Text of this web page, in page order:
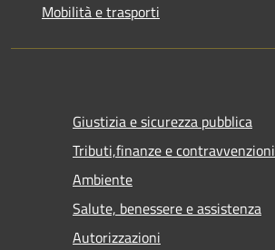
Mobilità e trasporti
Giustizia e sicurezza pubblica
Tributi,finanze e contravvenzioni
Ambiente
Salute, benessere e assistenza
Autorizzazioni